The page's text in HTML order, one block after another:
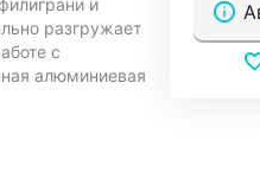
и
разгружает
с
алюминиевая